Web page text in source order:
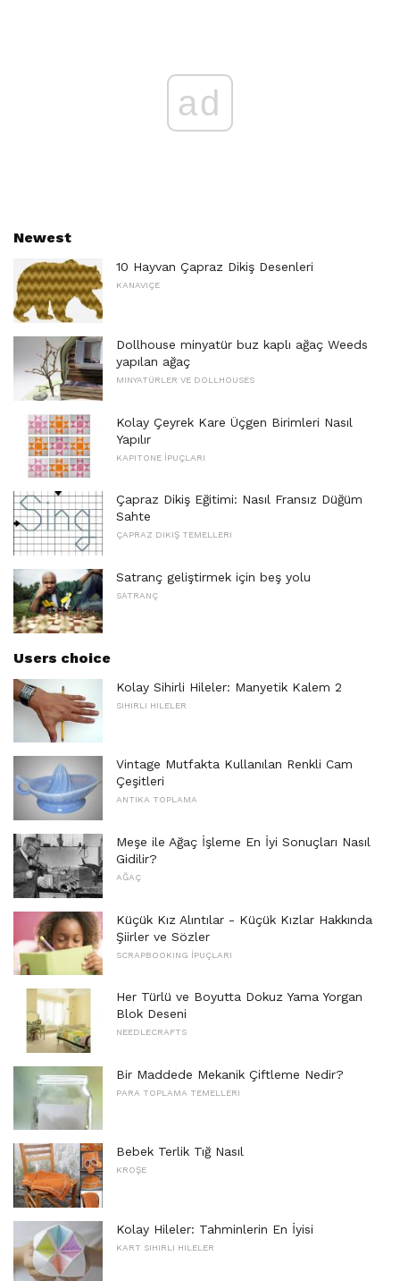
ad
Newest
10 Hayvan Çapraz Dikiş Desenleri
KANAVIÇE
Dollhouse minyatür buz kaplı ağaç Weeds
yapılan ağaç
MINYATÜRLER VE DOLLHOUSES
Kolay Çeyrek Kare Üçgen Birimleri Nasıl
Yapılır
KAPITONE İPUÇLARI
Çapraz Dikiş Eğitimi: Nasıl Fransız Düğüm
Sahte
ÇAPRAZ DIKIŞ TEMELLERI
Satranç geliştirmek için beş yolu
SATRANÇ
Users choice
Kolay Sihirli Hileler: Manyetik Kalem 2
SIHIRLI HILELER
Vintage Mutfakta Kullanılan Renkli Cam
Çeşitleri
ANTIKA TOPLAMA
Meşe ile Ağaç İşleme En İyi Sonuçları Nasıl
Gidilir?
AĞAÇ
Küçük Kız Alıntılar - Küçük Kızlar Hakkında
Şiirler ve Sözler
SCRAPBOOKING İPUÇLARI
Her Türlü ve Boyutta Dokuz Yama Yorgan
Blok Deseni
NEEDLECRAFTS
Bir Maddede Mekanik Çiftleme Nedir?
PARA TOPLAMA TEMELLERI
Bebek Terlik Tığ Nasıl
KROŞE
Kolay Hileler: Tahminlerin En İyisi
KART SIHIRLI HILELER